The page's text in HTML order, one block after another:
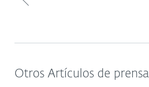
Otros Artículos de prensa